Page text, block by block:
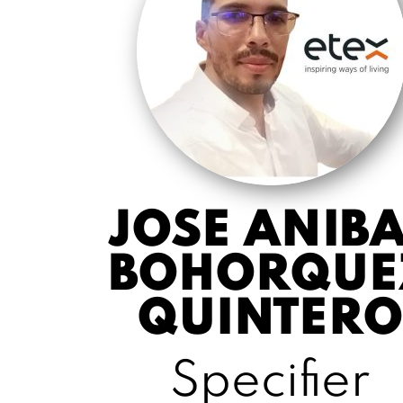
JOSE
QUINTERO
Specifier